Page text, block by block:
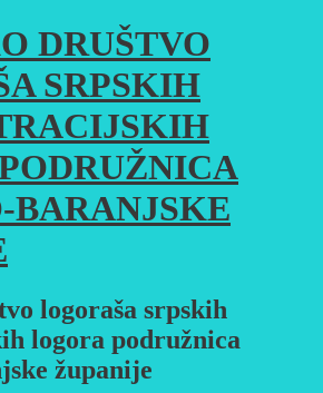
DRUŠTVO
SRPSKIH
BARANJSKE
logoraša srpskih
logora podružnica
županije